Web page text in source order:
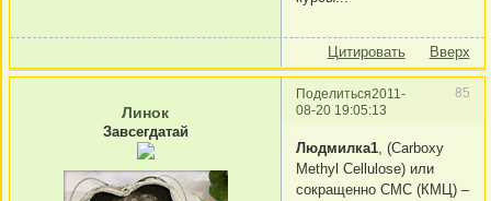
Цитировать Вверх
Поделиться 85
2011-
08-20 19:05:13
Линок
Завсегдатай
Людмилка1, (Carboxy
Methyl Cellulose) или
сокращенно СМС (КМЦ) –